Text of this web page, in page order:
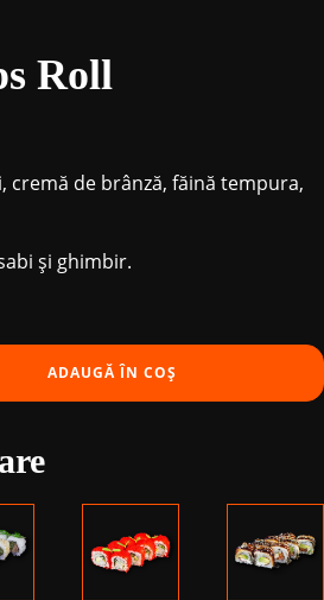
Roll
cremă de brânză, făină tempura,
și ghimbir.
ADAUGĂ ÎN COȘ